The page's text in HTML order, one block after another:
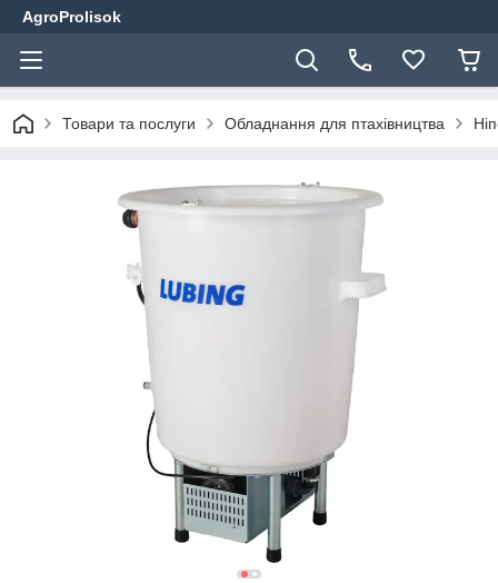
AgroProlisok
Товари та послуги Обладнання для птахівництва